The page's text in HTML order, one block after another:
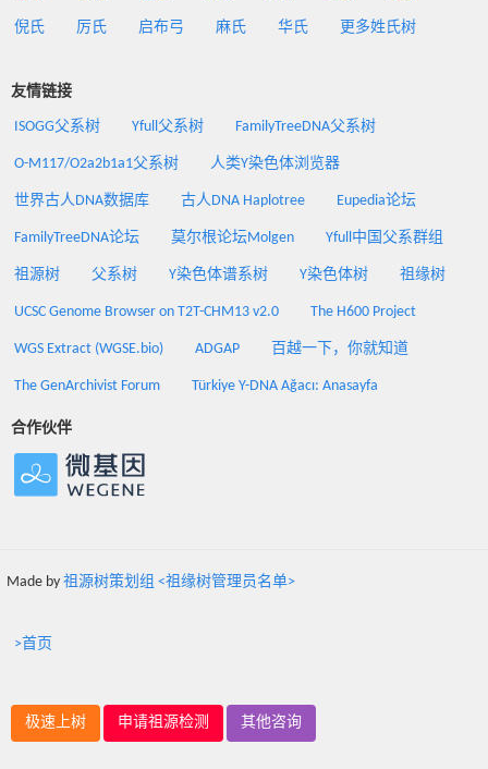
倪氏 厉氏 启布弓 麻氏 华氏 更多姓氏树
友情链接
ISOGG父系树 Yfull父系树 FamilyTreeDNA父系树
O-M117/O2a2b1a1父系树 人类Y染色体浏览器
世界古人DNA数据库 古人DNA Haplotree Eupedia论坛
FamilyTreeDNA论坛 莫尔根论坛Molgen Yfull中国父系群组
祖源树 父系树 Y染色体谱系树 Y染色体树 祖缘树
UCSC Genome Browser on T2T-CHM13 v2.0 The H600 Project
WGS Extract (WGSE.bio) ADGAP 百越一下，你就知道
The GenArchivist Forum Türkiye Y-DNA Ağacı: Anasayfa
合作伙伴
Made by 祖源树策划组 <祖缘树管理员名单>
>首页
极速上树 申请祖源检测 其他咨询